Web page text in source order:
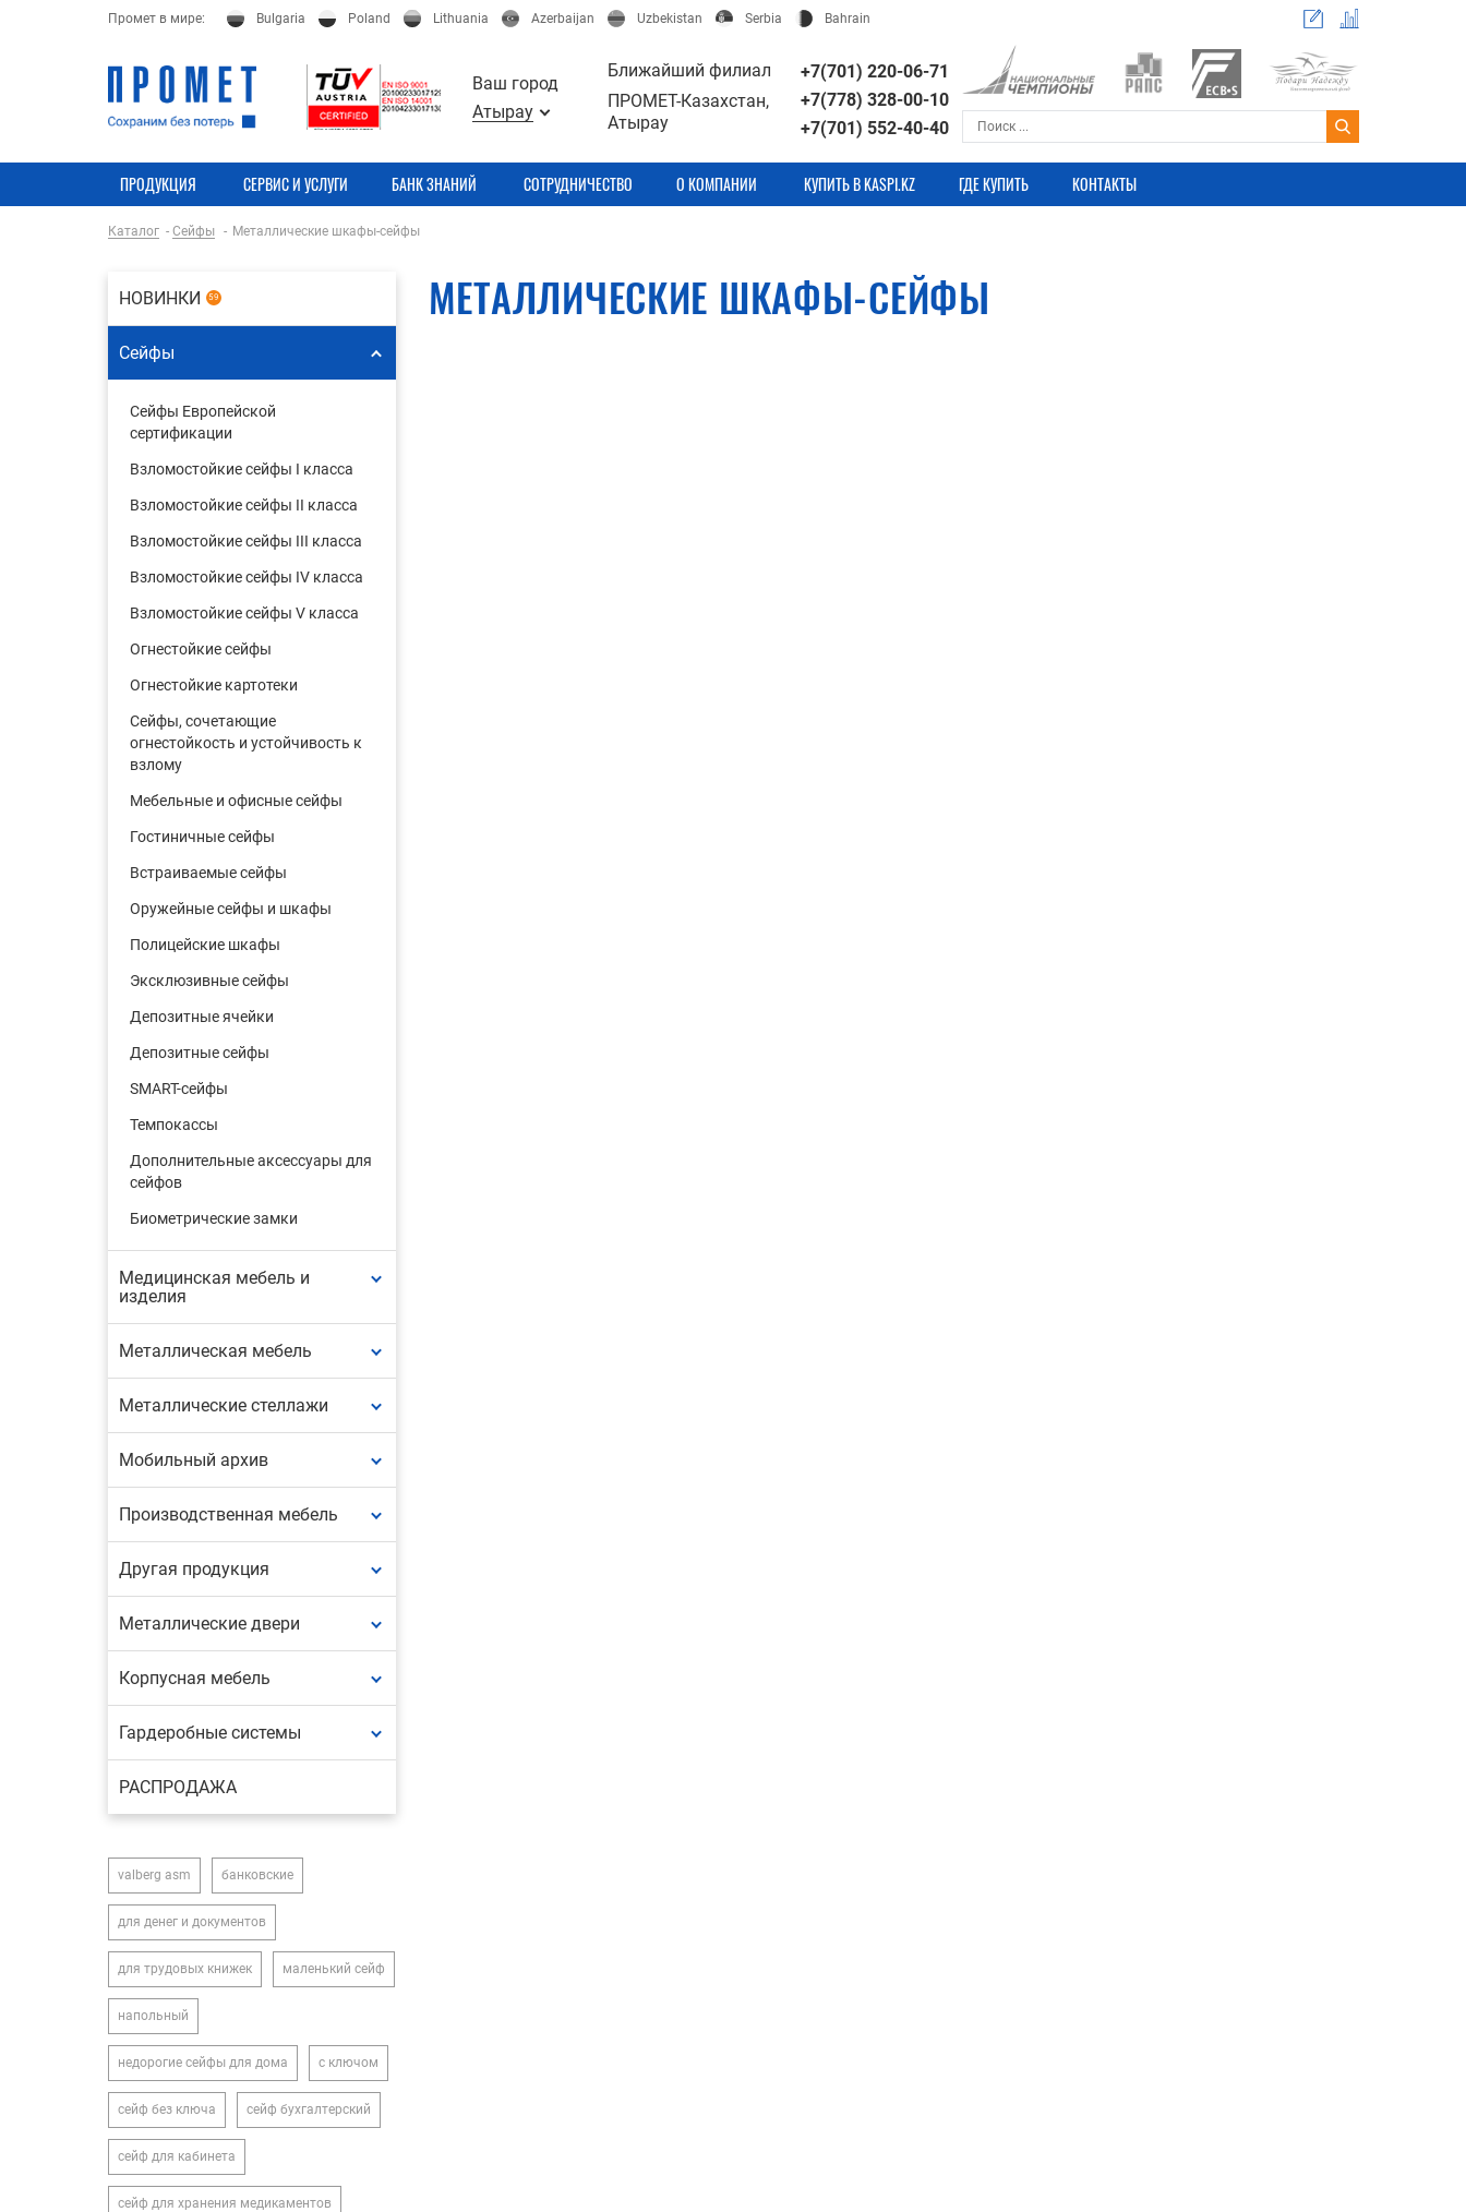
Промет в мире: Bulgaria Poland Lithuania Azerbaijan Uzbekistan Serbia Bahrain
Ваш город
Атырау
Ближайший филиал
ПРОМЕТ-Казахстан,
Атырау
+7(701) 220-06-71
+7(778) 328-00-10
+7(701) 552-40-40
ПРОДУКЦИЯ СЕРВИС И УСЛУГИ БАНК ЗНАНИЙ СОТРУДНИЧЕСТВО О КОМПАНИИ КУПИТЬ В KASPI.KZ ГДЕ КУПИТЬ КОНТАКТЫ
Каталог Сейфы Металлические шкафы-сейфы
НОВИНКИ 59
Сейфы
Сейфы Европейской
сертификации
Взломостойкие сейфы I класса
Взломостойкие сейфы II класса
Взломостойкие сейфы III класса
Взломостойкие сейфы IV класса
Взломостойкие сейфы V класса
Огнестойкие сейфы
Огнестойкие картотеки
Сейфы, сочетающие
огнестойкость и устойчивость к
взлому
Мебельные и офисные сейфы
Гостиничные сейфы
Встраиваемые сейфы
Оружейные сейфы и шкафы
Полицейские шкафы
Эксклюзивные сейфы
Депозитные ячейки
Депозитные сейфы
SMART-сейфы
Темпокассы
Дополнительные аксессуары для
сейфов
Биометрические замки
Медицинская мебель и
изделия
Металлическая мебель
Металлические стеллажи
Мобильный архив
Производственная мебель
Другая продукция
Металлические двери
Корпусная мебель
Гардеробные системы
РАСПРОДАЖА
valberg asm банковские
для денег и документов
для трудовых книжек маленький сейф
напольный
недорогие сейфы для дома с ключом
сейф без ключа сейф бухгалтерский
сейф для кабинета
сейф для хранения медикаментов
МЕТАЛЛИЧЕСКИЕ ШКАФЫ-СЕЙФЫ